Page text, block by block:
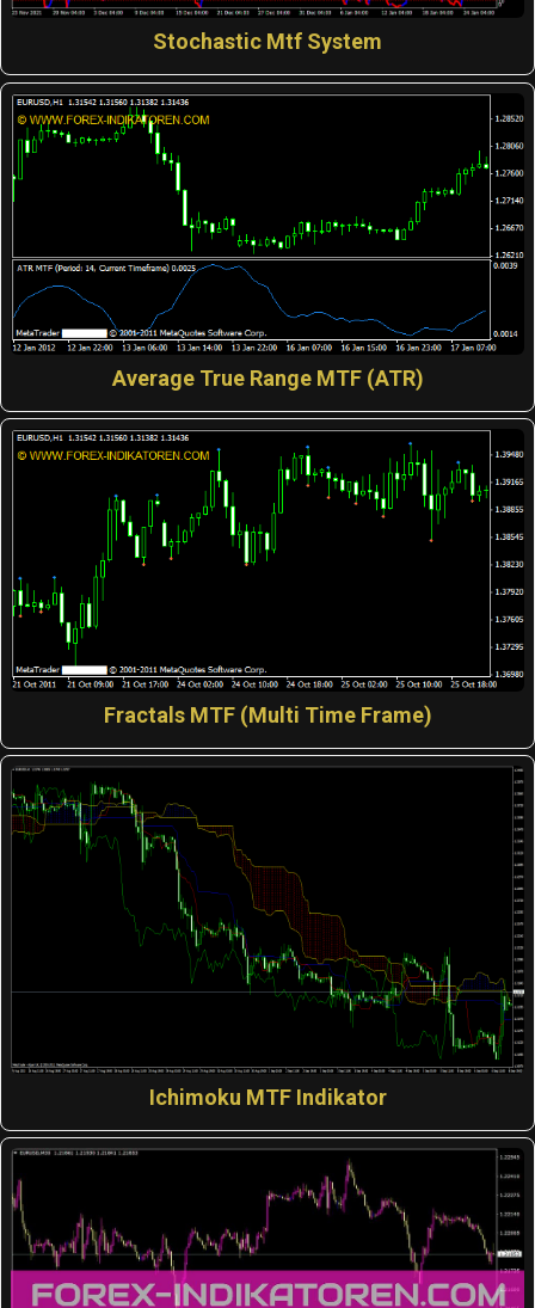
Stochastic Mtf System
Average True Range MTF (ATR)
Fractals MTF (Multi Time Frame)
Ichimoku MTF Indikator